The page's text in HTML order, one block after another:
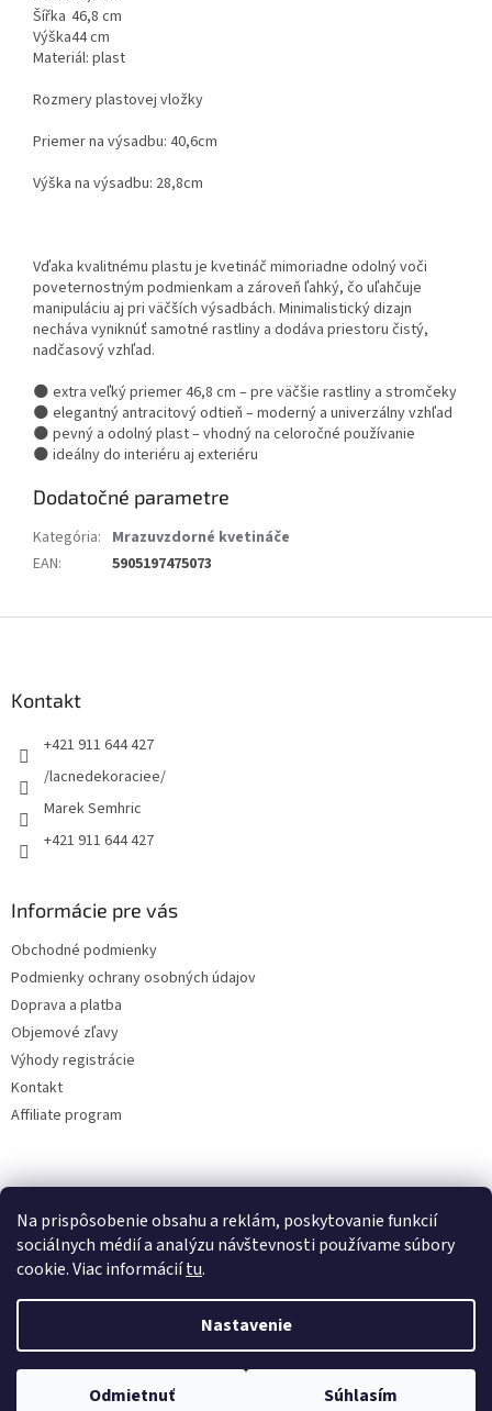
Na prispôsobenie obsahu a reklám, poskytovanie funkcií
sociálnych médií a analýzu návštevnosti používame súbory
cookie. Viac informáciítu.
Nastavenie
Odmietnuť Súhlasím
Šířka 46,8 cm
Výška44 cm
Materiál: plast
Rozmery plastovej vložky
Priemer na výsadbu: 40,6cm
Výška na výsadbu: 28,8cm
Vďaka kvalitnému plastu je kvetináč mimoriadne odolný voči
poveternostným podmienkam a zároveň ľahký, čo uľahčuje
manipuláciu aj pri väčších výsadbách. Minimalistický dizajn
necháva vyniknúť samotné rastliny a dodáva priestoru čistý,
nadčasový vzhľad.
🌑 extra veľký priemer 46,8 cm – pre väčšie rastliny a stromčeky
🌑 elegantný antracitový odtieň – moderný a univerzálny vzhľad
🌑 pevný a odolný plast – vhodný na celoročné používanie
🌑 ideálny do interiéru aj exteriéru
Dodatočné parametre
Kategória: Mrazuvzdorné kvetináče
EAN: 5905197475073
Kontakt
+421 911 644 427
/lacnedekoraciee/
Marek Semhric
+421 911 644 427
Informácie pre vás
Obchodné podmienky
Podmienky ochrany osobných údajov
Doprava a platba
Objemové zľavy
Výhody registrácie
Kontakt
Affiliate program
Copyright 2026lacne-dekoracie.sk. Všetky práva vyhradené.
Upraviť nastavenie cookies